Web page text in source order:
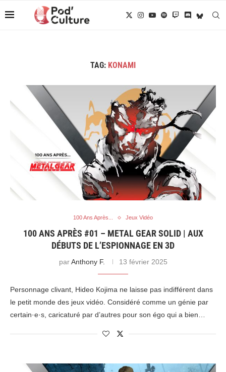
TAG: KONAMI
100 Ans Après... Jeux Vidéo
100 ANS APRÈS #01 – METAL GEAR SOLID | AUX
DÉBUTS DE L’ESPIONNAGE EN 3D
parAnthony F. 13 février 2025
Personnage clivant, Hideo Kojima ne laisse pas indifférent dans
le petit monde des jeux vidéo. Considéré comme un génie par
certain·e·s, caricaturé par d’autres pour son égo qui a bien…